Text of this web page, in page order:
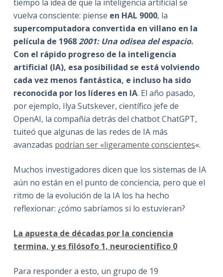
tiempo la idea de que la inteligencia artificial se
vuelva consciente: piense en HAL 9000, la
supercomputadora convertida en villano en la
película de 19682001: Una odisea del espacio.
Con el rápido progreso de la inteligencia
artificial (IA), esa posibilidad se está volviendo
cada vez menos fantástica, e incluso ha sido
reconocida por los líderes en IA. El año pasado,
por ejemplo, Ilya Sutskever, científico jefe de
OpenAI, la compañía detrás del chatbot ChatGPT,
tuiteó que algunas de las redes de IA más
avanzadas podrían ser «ligeramente conscientes«.
Muchos investigadores dicen que los sistemas de IA
aún no están en el punto de conciencia, pero que el
ritmo de la evolución de la IA los ha hecho
reflexionar: ¿cómo sabríamos si lo estuvieran?
La apuesta de décadas por la conciencia
termina, y es filósofo 1, neurocientífico 0
Para responder a esto, un grupo de 19